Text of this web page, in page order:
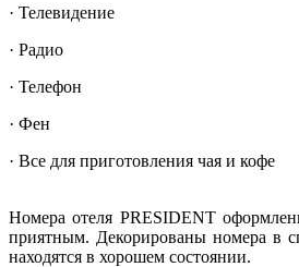
· Телевидение
· Радио
· Телефон
· Фен
· Все для приготовления чая и кофе
Номера отеля PRESIDENT
приятным. Декорированы номера в
находятся в хорошем состоянии.